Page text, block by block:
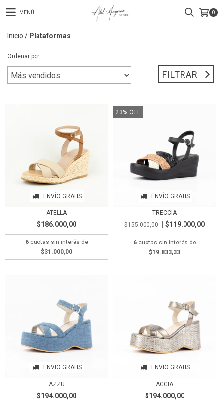
MENÚ 0
Inicio / Plataformas
Ordenar por
FILTRAR
ENVÍO GRATIS
ATELLA
$186.000,00
6 cuotas sin interés de
$31.000,00
23% OFF
ENVÍO GRATIS
TRECCIA
$155.000,00
$119.000,00
6 cuotas sin interés de
$19.833,33
ENVÍO GRATIS
AZZU
$194.000,00
ENVÍO GRATIS
ACCIA
$194.000,00